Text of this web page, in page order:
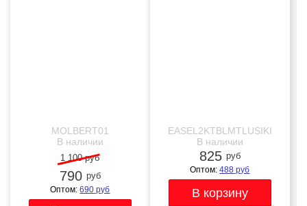
MOLBERT01
В наличии
1 100 руб
790 руб
Оптом:690 руб
EASEL2KTBLMTLUSIKI
В наличии
825 руб
Оптом:488 руб